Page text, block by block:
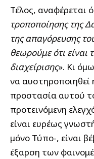
Τέλος, αναφέρεται
τροποποίησης της
της απαγόρευσης
θεωρούμε ότι είναι
διαχείρισης». Κι
να αυστηροποιηθεί
προστασία αυτού
προτεινόμενη
είναι ευρέως
μόνο Τύπο-, είναι
έξαρση των